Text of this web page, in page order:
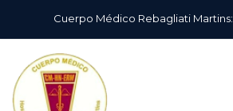
Cuerpo Médico Rebagliati Martins: